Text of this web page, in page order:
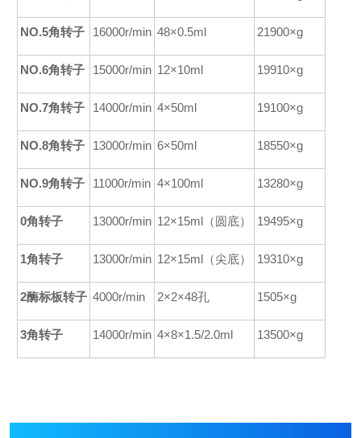
NO.5角转子 16000r/min 48×0.5ml 21900×g
NO.6角转子 15000r/min 12×10ml 19910×g
NO.7角转子 14000r/min 4×50ml 19100×g
NO.8角转子 13000r/min 6×50ml 18550×g
NO.9角转子 11000r/min 4×100ml 13280×g
0角转子 13000r/min 12×15ml（圆底） 19495×g
1角转子 13000r/min 12×15ml（尖底） 19310×g
2酶标板转子 4000r/min 2×2×48孔 1505×g
3角转子 14000r/min 4×8×1.5/2.0ml 13500×g